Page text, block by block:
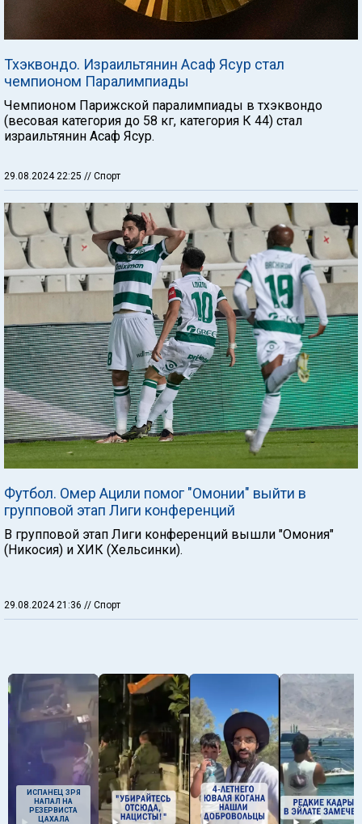
Тхэквондо. Израильтянин Асаф Ясур стал
чемпионом Паралимпиады
Чемпионом Парижской паралимпиады в тхэквондо
(весовая категория до 58 кг, категория К 44) стал
израильтянин Асаф Ясур.
29.08.2024 22:25 // Спорт
Футбол. Омер Ацили помог "Омонии" выйти в
групповой этап Лиги конференций
В групповой этап Лиги конференций вышли "Омония"
(Никосия) и ХИК (Хельсинки).
29.08.2024 21:36 // Спорт
ИСПАНЕЦ ЗРЯ
НАПАЛ НА
РЕЗЕРВИСТА
ЦАХАЛА